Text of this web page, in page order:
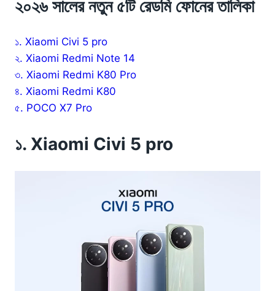
২০২৬ সালের নতুন ৫টি রেডমি ফোনের তালিকা
১. Xiaomi Civi 5 pro
২. Xiaomi Redmi Note 14
৩. Xiaomi Redmi K80 Pro
৪. Xiaomi Redmi K80
৫. POCO X7 Pro
১. Xiaomi Civi 5 pro